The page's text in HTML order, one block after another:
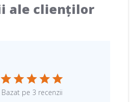
ale clienților
Bazat pe 3 recenzii